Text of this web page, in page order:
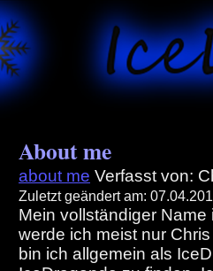
About me
about me Verfasst von:
Zuletzt geändert am:
Mein vollständiger
werde ich meist nur
bin ich allgemein als